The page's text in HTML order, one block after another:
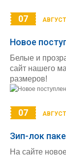
07
Новое
Белые и
сайт нашего
размеров!
07
Зип-лок
На сайте